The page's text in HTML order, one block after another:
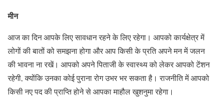
मीन
आज का दिन आपके लिए सावधान रहने के लिए रहेगा। आपको कार्यक्षेत्र में
लोगों की बातों को समझना होगा और आप किसी के प्रति अपने मन में जलन
की भावना ना रखें। आपको अपने पिताजी के स्वास्थ्य को लेकर आपको टेंशन
रहेगी, क्योंकि उनका कोई पुराना रोग उभर भर सकता है। राजनीति में आपको
किसी नए पद की प्राप्ति होने से आपका माहौल खुशनुमा रहेगा।